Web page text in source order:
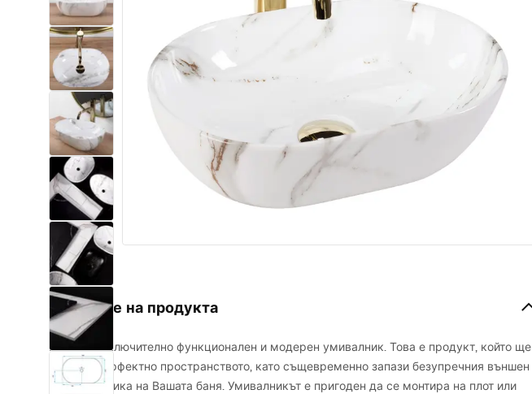
биде WC
Умивалници
Вани и Паравани
Смесители за баня
Душ панели
Кухня
Аксесоари и мебели за баня
Описание на продукта
Красив, изключително функционален и модерен умивалник. Това е продукт, който ще
запълни перфектно пространството, като същевременно запази безупречния външен
вид и естетика на Вашата баня. Умивалникът е пригоден да се монтира на плот или